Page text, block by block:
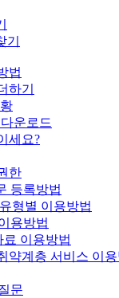
기
법
하기
운로드
세요?
한
등록방법
형별 이용방법
용방법
이용방법
약계층 서비스 이
문